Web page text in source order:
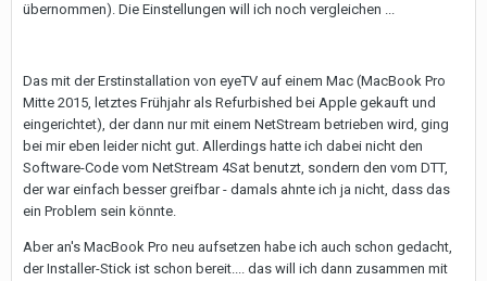
übernommen). Die Einstellungen will ich noch vergleichen ...
Das mit der Erstinstallation von eyeTV auf einem Mac (MacBook Pro
Mitte 2015, letztes Frühjahr als Refurbished bei Apple gekauft und
eingerichtet), der dann nur mit einem NetStream betrieben wird, ging
bei mir eben leider nicht gut. Allerdings hatte ich dabei nicht den
Software-Code vom NetStream 4Sat benutzt, sondern den vom DTT,
der war einfach besser greifbar - damals ahnte ich ja nicht, dass das
ein Problem sein könnte.
Aber an's MacBook Pro neu aufsetzen habe ich auch schon gedacht,
der Installer-Stick ist schon bereit.... das will ich dann zusammen mit